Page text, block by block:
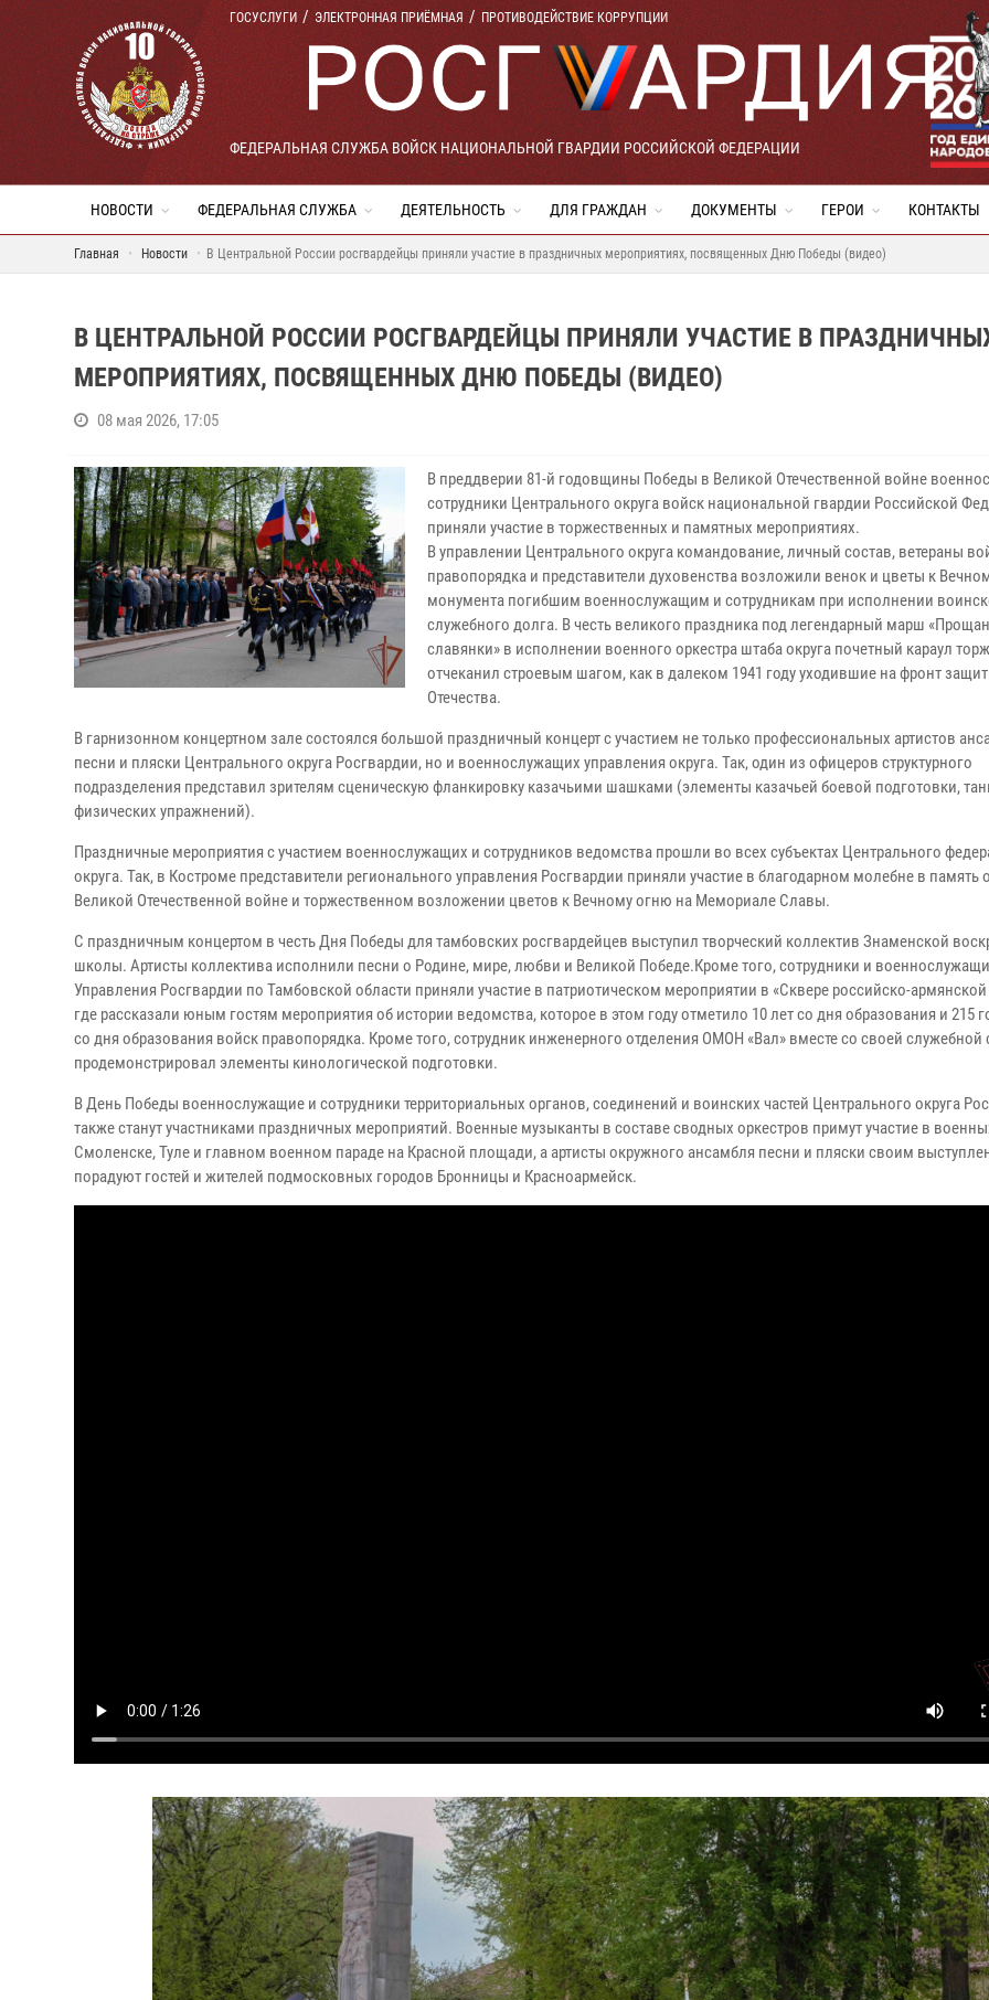
ГОСУСЛУГИ ЭЛЕКТРОННАЯ ПРИЁМНАЯ ПРОТИВОДЕЙСТВИЕ КОРРУПЦИИ
ФЕДЕРАЛЬНАЯ СЛУЖБА ВОЙСК НАЦИОНАЛЬНОЙ ГВАРДИИ РОССИЙСКОЙ ФЕДЕРАЦИИ
НОВОСТИ ФЕДЕРАЛЬНАЯ СЛУЖБА ДЕЯТЕЛЬНОСТЬ ДЛЯ ГРАЖДАН ДОКУМЕНТЫ ГЕРОИ КОНТАКТЫ
Главная Новости В Центральной России росгвардейцы приняли участие в праздничных мероприятиях, посвященных Дню Победы (видео)
В ЦЕНТРАЛЬНОЙ РОССИИ РОСГВАРДЕЙЦЫ ПРИНЯЛИ УЧАСТИЕ В
МЕРОПРИЯТИЯХ, ПОСВЯЩЕННЫХ ДНЮ ПОБЕДЫ (ВИДЕО)
08 мая 2026, 17:05
В преддверии 81-й годовщины Победы в Великой Отечественной войне
сотрудники Центрального округа войск национальной гвардии Российской
приняли участие в торжественных и памятных мероприятиях.
В управлении Центрального округа командование, личный состав, ветераны
правопорядка и представители духовенства возложили венок и цветы к
монумента погибшим военнослужащим и сотрудникам при исполнении
служебного долга. В честь великого праздника под легендарный марш
славянки» в исполнении военного оркестра штаба округа почетный караул
отчеканил строевым шагом, как в далеком 1941 году уходившие на фронт
Отечества.
В гарнизонном концертном зале состоялся большой праздничный концерт с участием не только профессиональных артистов
песни и пляски Центрального округа Росгвардии, но и военнослужащих управления округа. Так, один из офицеров структурного
подразделения представил зрителям сценическую фланкировку казачьими шашками (элементы казачьей боевой подготовки,
физических упражнений).
Праздничные мероприятия с участием военнослужащих и сотрудников ведомства прошли во всех субъектах Центрального
округа. Так, в Костроме представители регионального управления Росгвардии приняли участие в благодарном молебне в память
Великой Отечественной войне и торжественном возложении цветов к Вечному огню на Мемориале Славы.
С праздничным концертом в честь Дня Победы для тамбовских росгвардейцев выступил творческий коллектив Знаменской
школы. Артисты коллектива исполнили песни о Родине, мире, любви и Великой Победе.Кроме того, сотрудники и
Управления Росгвардии по Тамбовской области приняли участие в патриотическом мероприятии в «Сквере российско-
где рассказали юным гостям мероприятия об истории ведомства, которое в этом году отметило 10 лет со дня образования и 215
со дня образования войск правопорядка. Кроме того, сотрудник инженерного отделения ОМОН «Вал» вместе со своей служебной
продемонстрировал элементы кинологической подготовки.
В День Победы военнослужащие и сотрудники территориальных органов, соединений и воинских частей Центрального округа
также станут участниками праздничных мероприятий. Военные музыканты в составе сводных оркестров примут участие в
Смоленске, Туле и главном военном параде на Красной площади, а артисты окружного ансамбля песни и пляски своим
порадуют гостей и жителей подмосковных городов Бронницы и Красноармейск.